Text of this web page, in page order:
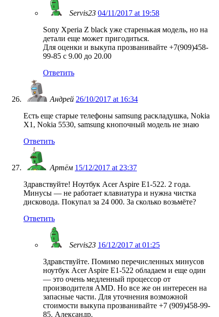
Servis23 04/11/2017 at 19:58
Sony Xperia Z black уже старенькая модель, но на
детали еще может пригодиться.
Для оценки и выкупа прозванивайте +7(909)458-
99-85 с 9.00 до 20.00
Ответить
Андрей 26/10/2017 at 16:34
Есть еще старые телефоны samsung раскладушка, Nokia
X1, Nokia 5530, samsung кнопочный модель не знаю
Ответить
Артём 15/12/2017 at 23:37
Здравствуйте! Ноутбук Acer Aspire E1-522. 2 года.
Минусы — не работает клавиатура и нужна чистка
дисковода. Покупал за 24 000. За сколько возьмёте?
Ответить
Servis23 16/12/2017 at 01:25
Здравствуйте. Помимо перечисленных минусов
ноутбук Acer Aspire E1-522 обладаем и еще один
— это очень медленный процессор от
производителя AMD. Но все же он интересен на
запасные части. Для уточнения возможной
стоимости выкупа прозванивайте +7 (909)458-99-
85. Александр.